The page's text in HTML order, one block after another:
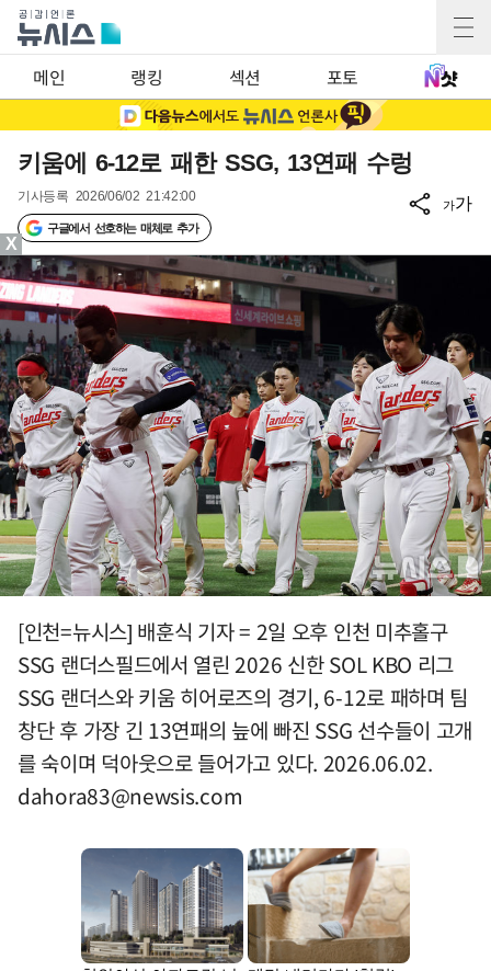
메인 랭킹 섹션 포토
키움에 6-12로 패한 SSG, 13연패 수렁
기사등록 2026/06/02 21:42:00
구글에서 선호하는 매체로 추가
가가
[인천=뉴시스] 배훈식 기자 = 2일 오후 인천 미추홀구
SSG 랜더스필드에서 열린 2026 신한 SOL KBO 리그
SSG 랜더스와 키움 히어로즈의 경기, 6-12로 패하며 팀
창단 후 가장 긴 13연패의 늪에 빠진 SSG 선수들이 고개
를 숙이며 덕아웃으로 들어가고 있다. 2026.06.02.
dahora83@newsis.com
X